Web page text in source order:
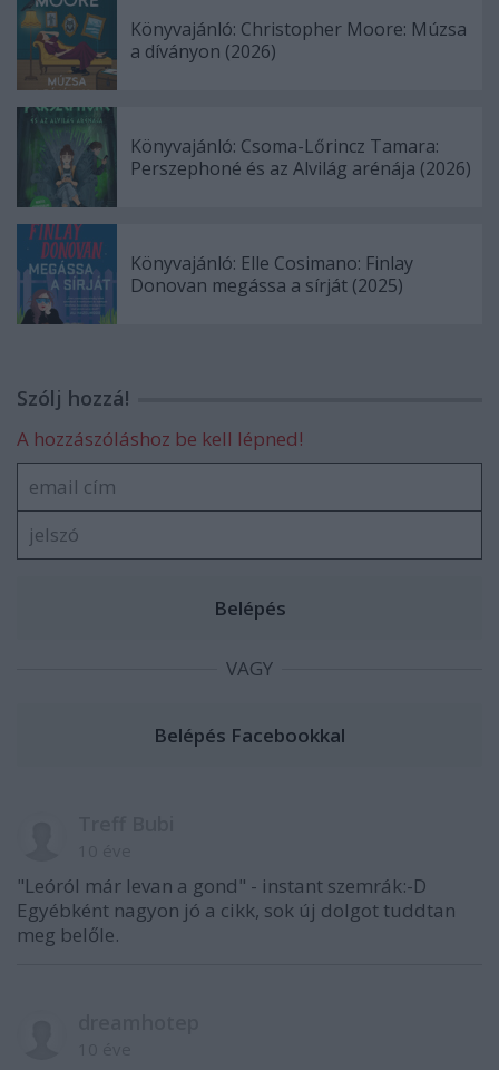
Könyvajánló: Christopher Moore: Múzsa
a díványon (2026)
Könyvajánló: Csoma-Lőrincz Tamara:
Perszephoné és az Alvilág arénája (2026)
Könyvajánló: Elle Cosimano: Finlay
Donovan megássa a sírját (2025)
Szólj hozzá!
A hozzászóláshoz be kell lépned!
VAGY
"Leóról már levan a gond" - instant szemrák:-D
Egyébként nagyon jó a cikk, sok új dolgot tuddtan
meg belőle.